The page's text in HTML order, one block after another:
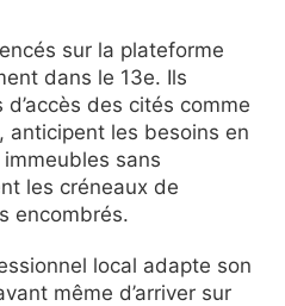
sur la plateforme
dans le 13e. Ils
des cités comme
anticipent les besoins en
sans
les créneaux de
encombrés.
local adapte son
même d’arriver sur